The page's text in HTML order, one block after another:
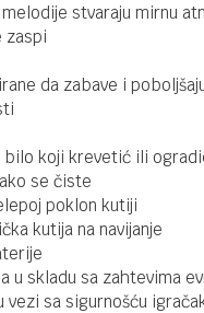
stvaraju mirnu
zaspi
da zabave i
koji krevetić ili
se čiste
poklon kutiji
kutija na navijanje
u skladu sa zahtevima
sa sigurnošću